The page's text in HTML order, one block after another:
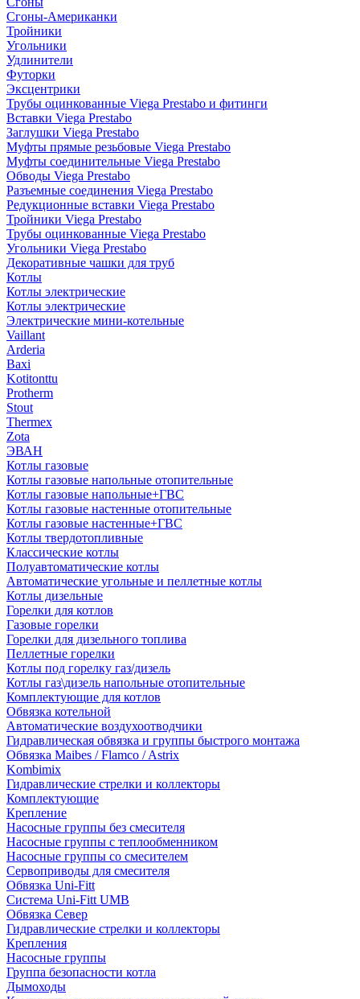
Сгоны-Американки
Тройники
Угольники
Удлинители
Футорки
Эксцентрики
Трубы оцинкованные Viega Prestabo и фитинги
Вставки Viega Prestabo
Заглушки Viega Prestabo
Муфты прямые резьбовые Viega Prestabo
Муфты соединительные Viega Prestabo
Обводы Viega Prestabo
Разъемные соединения Viega Prestabo
Редукционные вставки Viega Prestabo
Тройники Viega Prestabo
Трубы оцинкованные Viega Prestabo
Угольники Viega Prestabo
Декоративные чашки для труб
Котлы
Котлы электрические
Котлы электрические
Электрические мини-котельные
Vaillant
Arderia
Baxi
Kotitonttu
Protherm
Stout
Thermex
Zota
ЭВАН
Котлы газовые
Котлы газовые напольные отопительные
Котлы газовые напольные+ГВС
Котлы газовые настенные отопительные
Котлы газовые настенные+ГВС
Котлы твердотопливные
Классические котлы
Полуавтоматические котлы
Автоматические угольные и пеллетные котлы
Котлы дизельные
Горелки для котлов
Газовые горелки
Горелки для дизельного топлива
Пеллетные горелки
Котлы под горелку газ/дизель
Котлы газ\дизель напольные отопительные
Комплектующие для котлов
Обвязка котельной
Автоматические воздухоотводчики
Гидравлическая обвязка и группы быстрого монтажа
Обвязка Maibes / Flamco / Astrix
Kombimix
Гидравлические стрелки и коллекторы
Комплектующие
Крепление
Насосные группы без смесителя
Насосные группы с теплообменником
Насосные группы со смесителем
Сервоприводы для смесителя
Обвязка Uni-Fitt
Система Uni-Fitt UMB
Обвязка Север
Гидравлические стрелки и коллекторы
Крепления
Насосные группы
Группа безопасности котла
Дымоходы